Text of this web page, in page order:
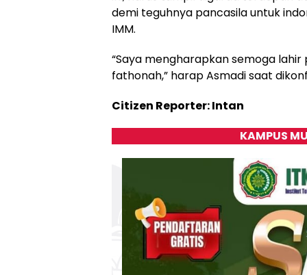
demi teguhnya pancasila untuk
IMM.
“Saya mengharapkan semoga
fathonah,” harap Asmadi saat
Citizen Reporter: Intan
KAMPUS